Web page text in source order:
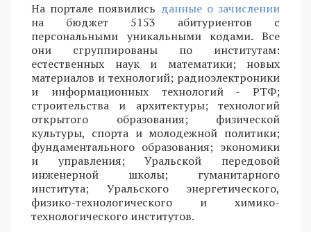
На портале появились данные о зачислении
на бюджет 5153 абитуриентов с
персональными уникальными кодами. Все
они сгруппированы по институтам:
естественных наук и математики; новых
материалов и технологий; радиоэлектроники
и информационных технологий - РТФ;
строительства и архитектуры; технологий
открытого образования; физической
культуры, спорта и молодежной политики;
фундаментального образования; экономики
и управления; Уральской передовой
инженерной школы; гуманитарного
института; Уральского энергетического,
физико-технологического и химико-
технологического институтов.